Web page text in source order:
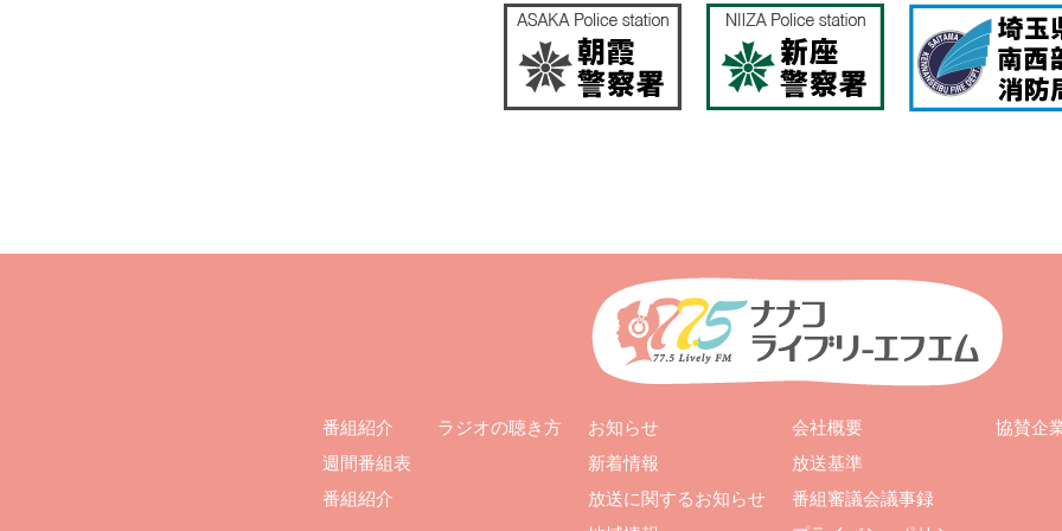
番組紹介
週間番組表
番組紹介
ラジオの聴き方
お知らせ
新着情報
放送に関するお知らせ
会社概要
放送基準
番組審議会議事録
協賛企